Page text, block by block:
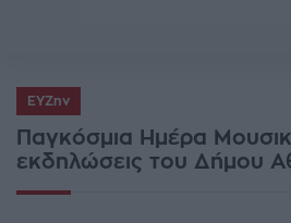
ΕΥΖην
Παγκόσμια Ημέρα
εκδηλώσεις του Δήμου